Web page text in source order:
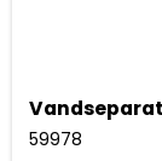
59978